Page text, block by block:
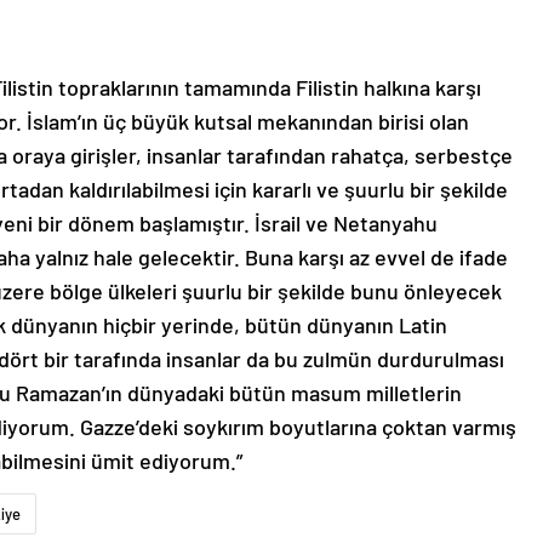
İslam’ın üç büyük kutsal mekanından birisi olan
oraya girişler, insanlar tarafından rahatça, serbestçe
kaldırılabilmesi için kararlı ve şuurlu bir şekilde
bir dönem başlamıştır. İsrail ve Netanyahu
yalnız hale gelecektir. Buna karşı az evvel de ifade
bölge ülkeleri şuurlu bir şekilde bunu önleyecek
dünyanın hiçbir yerinde, bütün dünyanın Latin
bir tarafında insanlar da bu zulmün durdurulması
Ramazan’ın dünyadaki bütün masum milletlerin
Gazze’deki soykırım boyutlarına çoktan varmış
ümit ediyorum.”